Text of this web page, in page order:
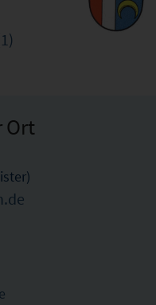
Ort